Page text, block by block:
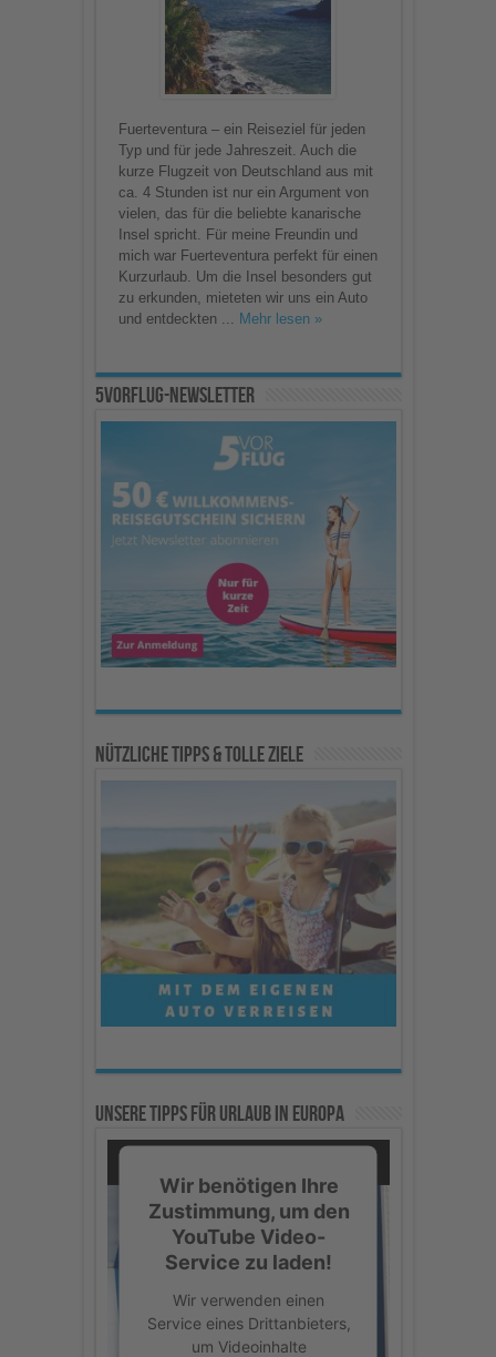
Fuerteventura – ein Reiseziel für jeden
Typ und für jede Jahreszeit. Auch die
kurze Flugzeit von Deutschland aus mit
ca. 4 Stunden ist nur ein Argument von
vielen, das für die beliebte kanarische
Insel spricht. Für meine Freundin und
mich war Fuerteventura perfekt für einen
Kurzurlaub. Um die Insel besonders gut
zu erkunden, mieteten wir uns ein Auto
und entdeckten ...
Mehr lesen »
5vorFlug-Newsletter
Nützliche Tipps & Tolle Ziele
Unsere Tipps für Urlaub in Europa
Wir benötigen Ihre
Zustimmung, um den
YouTube Video-
Service zu laden!
Wir verwenden einen
Service eines Drittanbieters,
um Videoinhalte